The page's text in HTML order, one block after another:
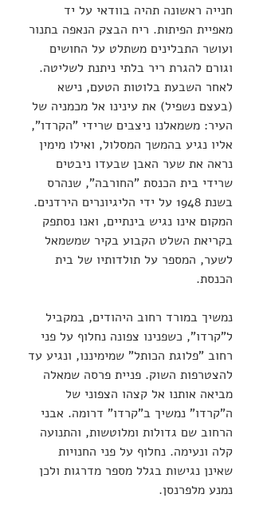
חנייה ראשונה תהיה בוודאי על יד
מאפיית הפיתות. ריח הבצק הנאפה בתנור
ועושר התבלינים משתלט על החושים
וגורם להגרת ריר בלתי ניתנת לשליטה.
לאחר השבעת בלוטות הטעם, נישא
(בעצם נשפיל) את עינינו אל מכמניה של
העיר: משמאלנו ניצבים שרידי "הקרדו",
אליו נגיע בהמשך המסלול, ואילו מימין
נראה את שער האבן שבעדו ניבטים
שרידי בית הכנסת "החורבה", שנהרס
בשנת 1948 על ידי הליגיונרים הירדנים.
המקום אינו נגיש בינתיים, ואנו נסתפק
בקריאת השלט הקבוע בקיר שמשמאל
לשער, המספר על תולדותיו של בית
הכנסת.
נמשיך במורד רחוב היהודים, במקביל
ל"קרדו", כשפנינו צפונה נחלוף על פני
רחוב "פלוגת הכותל" שמימיננו, ונגיע עד
להצטרפות השוק. פניית פרסה שמאלה
מביאה אותנו אל קצהו הצפוני של
ה"קרדו" נמשיך ב"קרדו" דרומה. אבני
הרחוב שם גדולות ומלוטשות, והתנועה
קלה ונעימה. נחלוף על פני החנויות
שאינן נגישות בגלל מספר מדרגות ולכן
נמנע מלפרנסן.